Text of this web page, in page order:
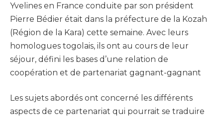
Yvelines en France conduite par son président
Pierre Bédier était dans la préfecture de la Kozah
(Région de la Kara) cette semaine. Avec leurs
homologues togolais, ils ont au cours de leur
séjour, défini les bases d’une relation de
coopération et de partenariat gagnant-gagnant
Les sujets abordés ont concerné les différents
aspects de ce partenariat qui pourrait se traduire